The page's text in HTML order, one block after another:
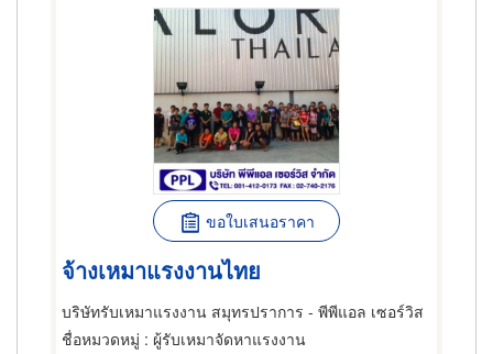
ขอใบเสนอราคา
จ้างเหมาแรงงานไทย
บริษัทรับเหมาแรงงาน สมุทรปราการ - พีพีแอล เซอร์วิส
ชื่อหมวดหมู่ : ผู้รับเหมาจัดหาแรงงาน